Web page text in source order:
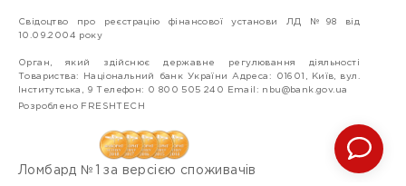
Свідоцтво про реєстрацію фінансової установи ЛД №98 від
10.09.2004 року
Орган, який здійснює державне регулювання діяльності
Товариства: Національний банк України Адреса: 01601, Київ, вул.
Інститутська, 9 Телефон: 0 800 505 240 Email: nbu@bank.gov.ua
Розроблено FRESHTECH
Ломбард №1 за версією споживачів